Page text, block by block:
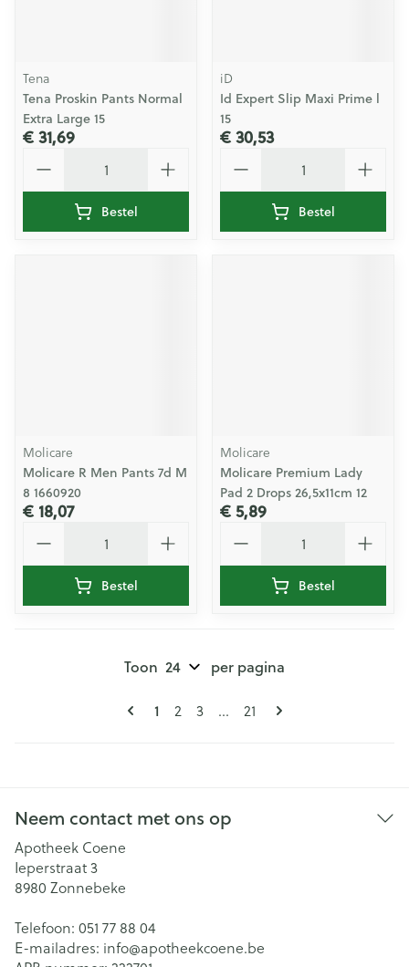
Tena
Tena Proskin Pants Normal
Extra Large 15
€ 31,69
Bestel
iD
Id Expert Slip Maxi Prime l
15
€ 30,53
Bestel
Molicare
Molicare R Men Pants 7d M
8 1660920
€ 18,07
Bestel
Molicare
Molicare Premium Lady
Pad 2 Drops 26,5x11cm 12
€ 5,89
Bestel
Pagina's
U lees momenteel pagina
1 Pagina
2 Pagina
3 ... Pagina
21
Toon per pagina
Neem contact met ons op
Apotheek Coene
Ieperstraat 3
8980 Zonnebeke
Telefoon: 051 77 88 04
E-mailadres: info@apotheekcoene.be